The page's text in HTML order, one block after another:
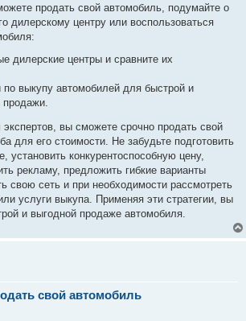
продать свой автомобиль, подумайте о
дилерскому центру или воспользоваться
дилерские центры и сравните их
по выкупу автомобилей для быстрой и
вы сможете срочно продать свой
для его стоимости. Не забудьте подготовить
установить конкурентоспособную цену,
рекламу, предложить гибкие варианты
свою сеть и при необходимости рассмотреть
услуги выкупа. Применяя эти стратегии, вы
и выгодной продаже автомобиля.
свой автомобиль